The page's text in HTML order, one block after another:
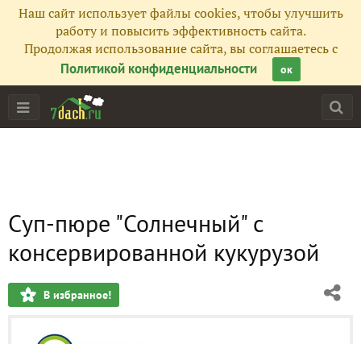
Наш сайт использует файлы cookies, чтобы улучшить
работу и повысить эффективность сайта.
Продолжая использование сайта, вы соглашаетесь с
Политикой конфиденциальности
ок
Суп-пюре "Солнечный" с
консервированной кукурузой
В избранное!